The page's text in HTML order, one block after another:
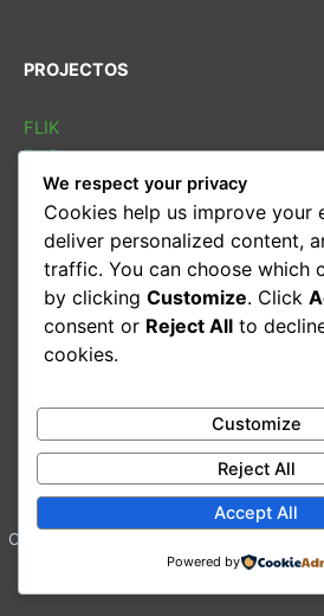
PROJECTOS
FLIK
FLIB
SOLETRAS
Sarau cultural
Conversas
Oficina de leitura
CONTACTOS
(+258) 83 31 39 117
Beira, Chaimite - Moçambique
Copyright © 2026
We respect your privacy
Cookies help us improve your
deliver personalized content,
traffic. You can choose which
by clicking Customize. Click
consent or Reject All to
cookies.
Customize
Reject All
Accept All
Powered by